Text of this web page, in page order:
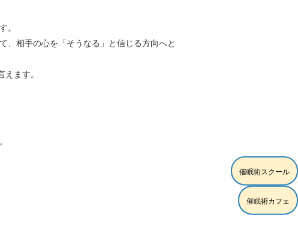
。
、相手の心を「そうなる」と信じる方向へと
ます。
催眠術スクール
催眠術カフェ